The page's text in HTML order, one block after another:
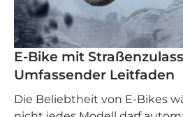
E-Bike mit
Umfassender Leitfaden
Die Beliebtheit von E-Bikes